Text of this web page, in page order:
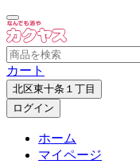
カート
北区東十条１丁目
ログイン
ホーム
マイページ